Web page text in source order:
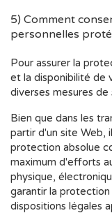
5) Comment
personnelles
Pour assurer la
et la disponibilité de
diverses mesures de
Bien que dans les
partir d'un site Web,
protection absolue
maximum d'efforts
physique,
garantir la
dispositions légales